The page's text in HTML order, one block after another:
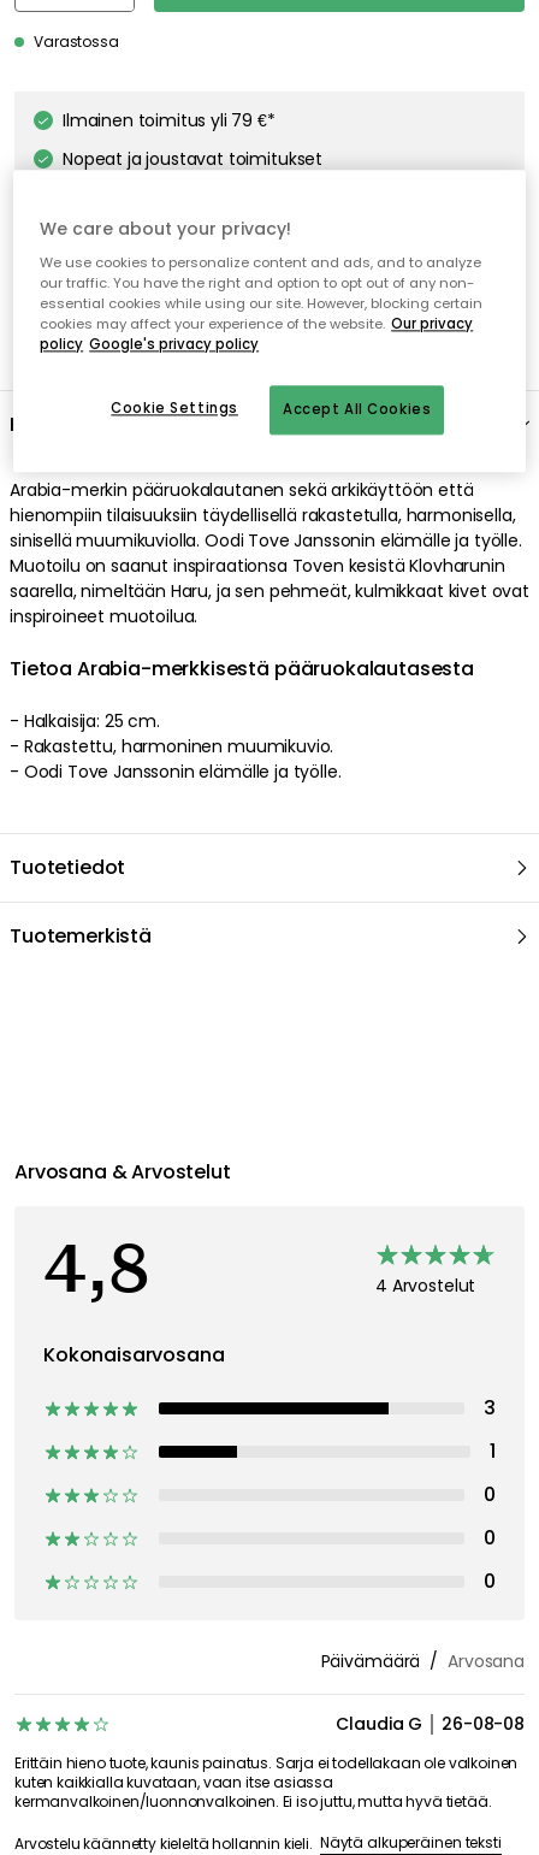
Varastossa
Ilmainen toimitus yli 79 €*
Nopeat ja joustavat toimitukset
Kuvaus
Arabia-merkin pääruokalautanen sekä arkikäyttöön että
hienompiin tilaisuuksiin täydellisellä rakastetulla, harmonisella,
sinisellä muumikuviolla. Oodi Tove Janssonin elämälle ja työlle.
Muotoilu on saanut inspiraationsa Toven kesistä Klovharunin
saarella, nimeltään Haru, ja sen pehmeät, kulmikkaat kivet ovat
inspiroineet muotoilua.
Tietoa Arabia-merkkisestä pääruokalautasesta
- Halkaisija: 25 cm.
- Rakastettu, harmoninen muumikuvio.
- Oodi Tove Janssonin elämälle ja työlle.
Tuotetiedot
Tuotemerkistä
We care about your privacy!
We use cookies to personalize content and ads, and to analyze
our traffic. You have the right and option to opt out of any non-
essential cookies while using our site. However, blocking certain
cookies may affect your experience of the website. Our privacy
policy Google's privacy policy
Accept All Cookies
Cookie Settings